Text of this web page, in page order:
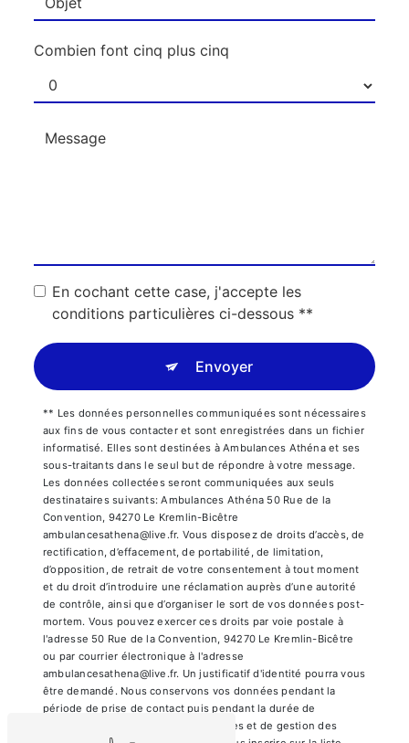
Combien font cinq plus cinq
En cochant cette case, j'accepte les
conditions particulières ci-dessous **
Envoyer
** Les données personnelles communiquées sont nécessaires
aux fins de vous contacter et sont enregistrées dans un fichier
informatisé. Elles sont destinées à Ambulances Athéna et ses
sous-traitants dans le seul but de répondre à votre message.
Les données collectées seront communiquées aux seuls
destinataires suivants: Ambulances Athéna 50 Rue de la
Convention, 94270 Le Kremlin-Bicêtre
ambulancesathena@live.fr. Vous disposez de droits d’accès, de
rectification, d’effacement, de portabilité, de limitation,
d’opposition, de retrait de votre consentement à tout moment
et du droit d’introduire une réclamation auprès d’une autorité
de contrôle, ainsi que d’organiser le sort de vos données post-
mortem. Vous pouvez exercer ces droits par voie postale à
l'adresse 50 Rue de la Convention, 94270 Le Kremlin-Bicêtre
ou par courrier électronique à l'adresse
ambulancesathena@live.fr. Un justificatif d'identité pourra vous
être demandé. Nous conservons vos données pendant la
période de prise de contact puis pendant la durée de
prescription légale aux fins probatoires et de gestion des